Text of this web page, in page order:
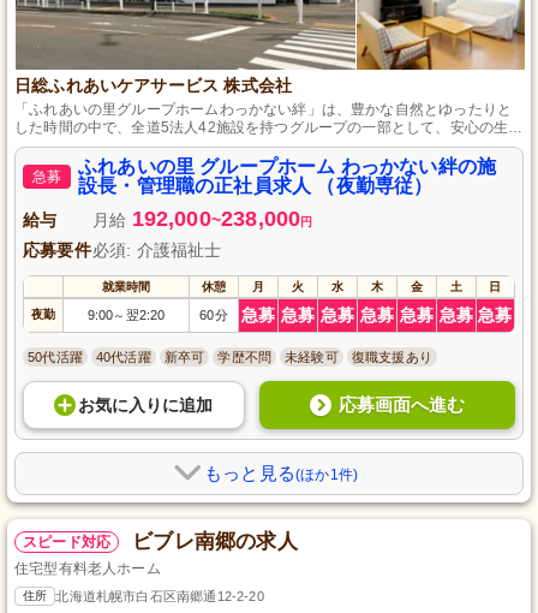
日総ふれあいケアサービス 株式会社
「ふれあいの里グループホームわっかない絆」は、豊かな自然とゆったりと
した時間の中で、全道5法人42施設を持つグループの一部として、安心の生活
と元気で思いやりのある場所づくりを提供します。
急募
ふれあいの里 グループホーム わっかない絆の施
設長・管理職の正社員求人 （夜勤専従）
給与 月給 192,000~238,000円
応募要件必須: 介護福祉士
就業時間 休憩 月 火 水 木 金 土 日
夜勤 9:00～ 翌2:20 60分 急募 急募 急募 急募 急募 急募 急募
50代活躍 40代活躍 新卒可 学歴不問 未経験可 復職支援あり
お気に入り に追加 応募画面へ進む
もっと見る(ほか1件)
スピード対応 ビブレ南郷の求人
住宅型有料老人ホーム
住所 北海道札幌市白石区南郷通12-2-20